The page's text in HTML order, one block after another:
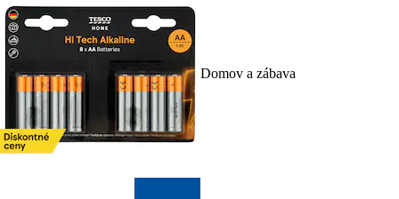
Domov a zábava